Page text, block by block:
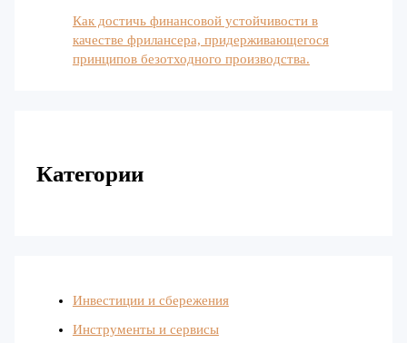
Как достичь финансовой устойчивости в
качестве фрилансера, придерживающегося
принципов безотходного производства.
Категории
Инвестиции и сбережения
Инструменты и сервисы